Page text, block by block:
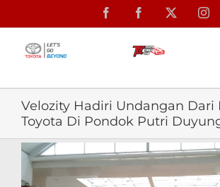
FacebookFacebook
Velozity Hadiri Undangan Dari
Toyota Di Pondok Putri
View
Larger
Image